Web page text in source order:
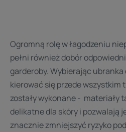
Ogromną rolę w łagodzeniu
pełni również dobór
garderoby. Wybierając
kierować się przede wszystkim
zostały wykonane - materiały
delikatne dla skóry i pozwalają
znacznie zmniejszyć ryzyko